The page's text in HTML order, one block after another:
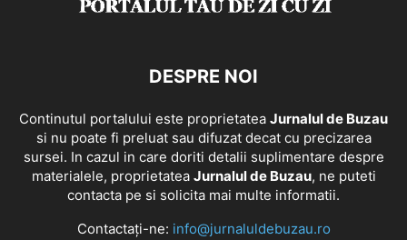
DESPRE NOI
Continutul portalului este proprietatea Jurnalul de Buzau
si nu poate fi preluat sau difuzat decat cu precizarea
sursei. In cazul in care doriti detalii suplimentare despre
materialele, proprietatea Jurnalul de Buzau, ne puteti
contacta pe si solicita mai multe informatii.
Contactați-ne: info@jurnaluldebuzau.ro